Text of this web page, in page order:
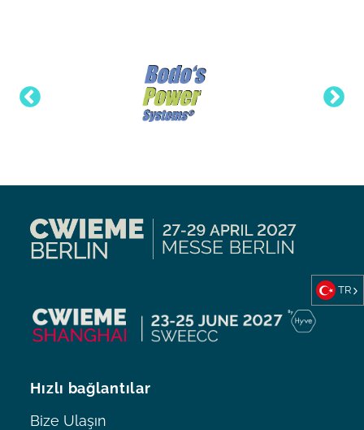
Hızlı bağlantılar
Bize Ulaşın
TR